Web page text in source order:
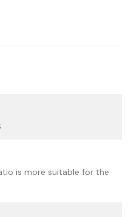
is more suitable for the